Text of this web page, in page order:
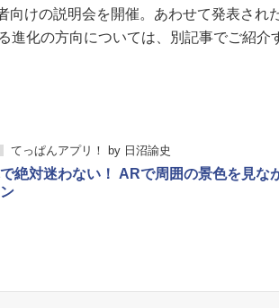
けの説明会を開催。あわせて発表され
進化の方向については、別記事でご紹介
てっぱんアプリ！ by 日沼諭史
絶対迷わない！ ARで周囲の景色を見な